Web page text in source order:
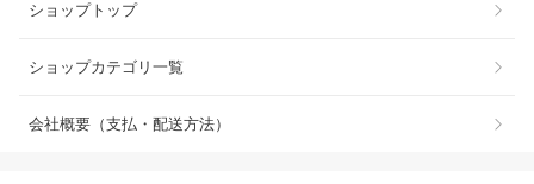
ショップトップ
ショップカテゴリ一覧
会社概要（支払・配送方法）